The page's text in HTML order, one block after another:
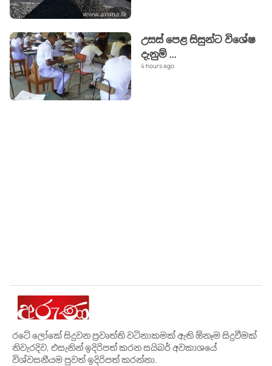
උසස් පෙළ සිසුන්ට විශේෂ
දැනුම් ...
4 hours ago
රටේ ලෝකේ සිදුවන ප්‍රවෘත්ති වටිනාකමක් ඇති ඕනෑම සිදුවීමක්
නිවැරදිව, එසැනින් ඉදිරිපත් කරන සයිබර් අවකාශයේ
විශ්වසනීයම පුවත් ඉදිරිපත් කරන්නා.